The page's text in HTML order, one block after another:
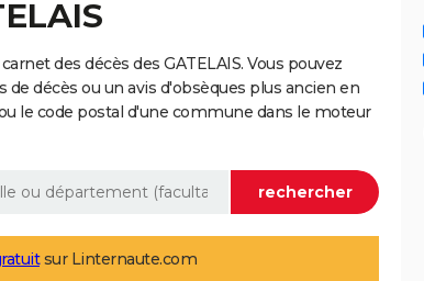
des décès des GATELAIS. Vous pouvez
décès ou un avis d'obsèques plus ancien en
le code postal d'une commune dans le moteur
sur Linternaute.com